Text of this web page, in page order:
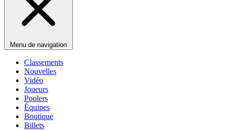
Menu de navigation
Classements
Nouvelles
Vidéo
Joueurs
Poolers
Équipes
Boutique
Billets